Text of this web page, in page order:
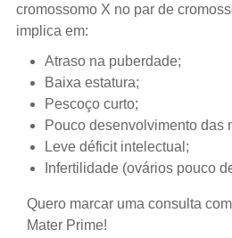
cromossomo X no par de
implica em:
Atraso na puberdade;
Baixa estatura;
Pescoço curto;
Pouco desenvolvimento das
Leve déficit intelectual;
Infertilidade (ovários pouco
Quero marcar uma consulta
Mater Prime!